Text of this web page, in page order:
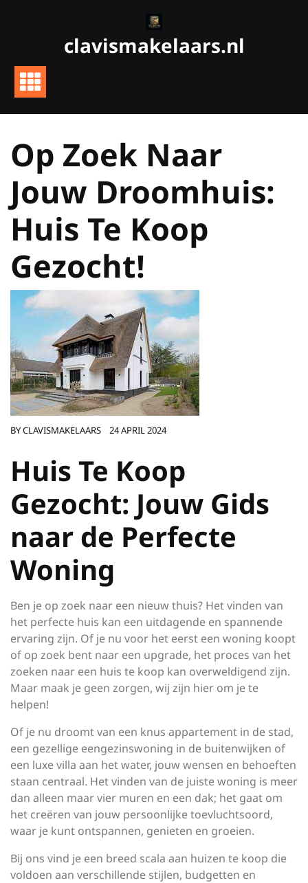
clavismakelaars.nl
Op Zoek Naar
Jouw Droomhuis:
Huis Te Koop
Gezocht!
BYCLAVISMAKELAARS 24 APRIL 2024
Huis Te Koop
Gezocht: Jouw Gids
naar de Perfecte
Woning
Ben je op zoek naar een nieuw thuis? Het vinden van
het perfecte huis kan een uitdagende en spannende
ervaring zijn. Of je nu voor het eerst een woning koopt
of op zoek bent naar een upgrade, het proces van het
zoeken naar een huis te koop kan overweldigend zijn.
Maar maak je geen zorgen, wij zijn hier om je te
helpen!
Of je nu droomt van een knus appartement in de stad,
een gezellige eengezinswoning in de buitenwijken of
een luxe villa aan het water, jouw wensen en behoeften
staan centraal. Het vinden van de juiste woning is meer
dan alleen maar vier muren en een dak; het gaat om
het creëren van jouw persoonlijke toevluchtsoord,
waar je kunt ontspannen, genieten en groeien.
Bij ons vind je een breed scala aan huizen te koop die
voldoen aan verschillende stijlen, budgetten en